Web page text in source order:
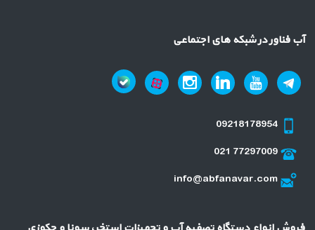
آب فناور در شبکه های اجتماعی
09218178954
021 77297009
info@abfanavar.com